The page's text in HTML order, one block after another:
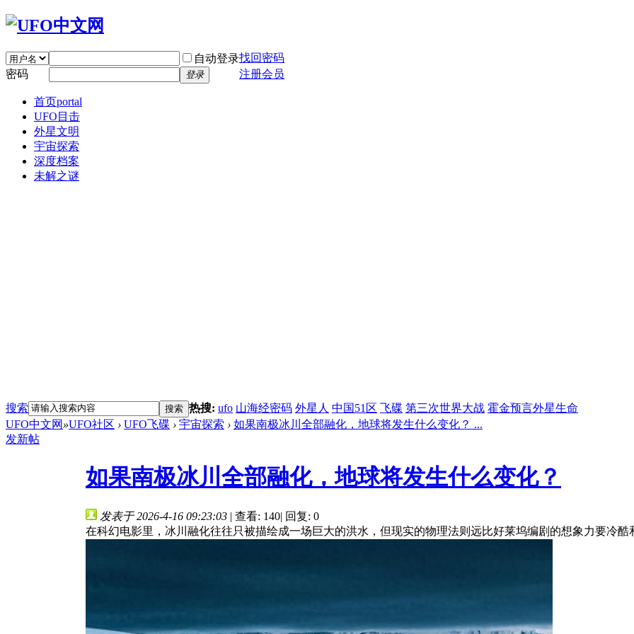
自动登录找回密码
密码
登录 注册会员
首页portal
UFO目击
外星文明
宇宙探索
深度档案
未解之谜
搜索 搜索 热搜: ufo 山海经密码 外星人 中国51区 飞碟 第三次世界大战 霍金预言外星生命
UFO中文网 »UFO社区 › UFO飞碟 › 宇宙探索 › 如果南极冰川全部融化，地球将发生什么变化？ ...
发新帖
如果南极冰川全部融化，地球将发生什么变化？
发表于 2026-4-16 09:23:03 | 查看: 140| 回复: 0
在科幻电影里，冰川融化往往只被描绘成一场巨大的洪水，但现实的物理法则远比好莱坞编剧的想象力要冷酷